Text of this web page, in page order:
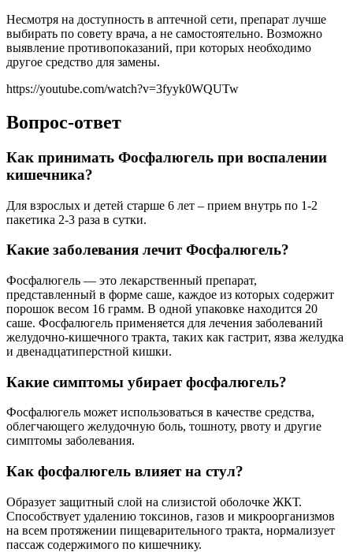
Несмотря на доступность в аптечной сети, препарат лучше
выбирать по совету врача, а не самостоятельно. Возможно
выявление противопоказаний, при которых необходимо
другое средство для замены.
https://youtube.com/watch?v=3fyyk0WQUTw
Вопрос-ответ
Как принимать Фосфалюгель при воспалении
кишечника?
Для взрослых и детей старше 6 лет – прием внутрь по 1-2
пакетика 2-3 раза в сутки.
Какие заболевания лечит Фосфалюгель?
Фосфалюгель — это лекарственный препарат,
представленный в форме саше, каждое из которых содержит
порошок весом 16 грамм. В одной упаковке находится 20
саше. Фосфалюгель применяется для лечения заболеваний
желудочно-кишечного тракта, таких как гастрит, язва желудка
и двенадцатиперстной кишки.
Какие симптомы убирает фосфалюгель?
Фосфалюгель может использоваться в качестве средства,
облегчающего желудочную боль, тошноту, рвоту и другие
симптомы заболевания.
Как фосфалюгель влияет на стул?
Образует защитный слой на слизистой оболочке ЖКТ.
Способствует удалению токсинов, газов и микроорганизмов
на всем протяжении пищеварительного тракта, нормализует
пассаж содержимого по кишечнику.